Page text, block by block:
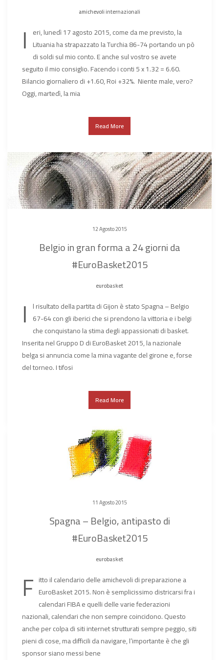
amichevoli internazionali
I eri, lunedì 17 agosto 2015, come da me previsto, la
Lituania ha strapazzato la Turchia 86-74 portando un pò
di soldi sul mio conto. E anche sul vostro se avete
seguito il mio consiglio. Facendo i conti 5 x 1.32 = 6.60.
Bilancio giornaliero di +1.60, Roi +32%. Niente male, vero?
Oggi, martedì, la mia
Read More
12 Agosto 2015
Belgio in gran forma a 24 giorni da
#EuroBasket2015
eurobasket
I l risultato della partita di Gijon è stato Spagna – Belgio
67-64 con gli iberici che si prendono la vittoria e i belgi
che conquistano la stima degli appassionati di basket.
Inserita nel Gruppo D di EuroBasket 2015, la nazionale
belga si annuncia come la mina vagante del girone e, forse
del torneo. I tifosi
Read More
11 Agosto 2015
Spagna – Belgio, antipasto di
#EuroBasket2015
eurobasket
F itto il calendario delle amichevoli di preparazione a
EuroBasket 2015. Non è semplicissimo districarsi fra i
calendari FIBA e quelli delle varie federazioni
nazionali, calendari che non sempre coincidono. Questo
anche per colpa di siti internet strutturati sempre peggio, siti
pieni di cose, ma difficili da navigare, l’importante è che gli
sponsor siano messi bene